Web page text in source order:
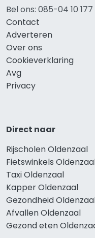
Bel ons: 085-04 10 177
Contact
Adverteren
Over ons
Cookieverklaring
Avg
Privacy
Direct naar
Rijscholen Oldenzaal
Fietswinkels
Taxi Oldenzaal
Kapper Oldenzaal
Gezondheid
Afvallen Oldenzaal
Gezond eten